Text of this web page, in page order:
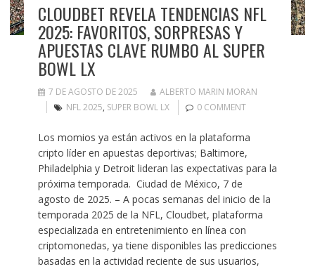
CLOUDBET REVELA TENDENCIAS NFL
2025: FAVORITOS, SORPRESAS Y
APUESTAS CLAVE RUMBO AL SUPER
BOWL LX
7 DE AGOSTO DE 2025
ALBERTO MARIN MORAN
NFL 2025, SUPER BOWL LX 0 COMMENT
Los momios ya están activos en la plataforma
cripto líder en apuestas deportivas; Baltimore,
Philadelphia y Detroit lideran las expectativas para la
próxima temporada. Ciudad de México, 7 de
agosto de 2025. – A pocas semanas del inicio de la
temporada 2025 de la NFL, Cloudbet, plataforma
especializada en entretenimiento en línea con
criptomonedas, ya tiene disponibles las predicciones
basadas en la actividad reciente de sus usuarios,